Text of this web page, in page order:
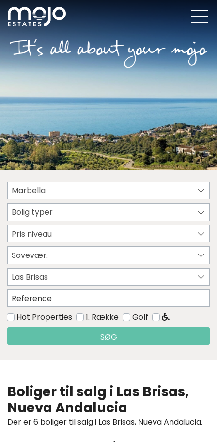
Marbella
Bolig typer
Pris niveau
Sovevær.
Las Brisas
Hot Properties 1. Række
Golf
SØG
Boliger til salg i Las Brisas,
Nueva Andalucia
Der er 6 boliger til salg i Las Brisas, Nueva Andalucia.